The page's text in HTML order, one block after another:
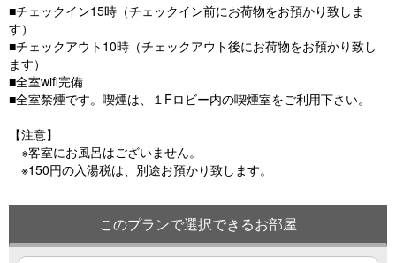
■チェックイン15時（チェックイン前にお荷物をお預かり致しま
す）
■チェックアウト10時（チェックアウト後にお荷物をお預かり致し
ます）
■全室wifi完備
■全室禁煙です。喫煙は、１Fロビー内の喫煙室をご利用下さい。
【注意】
※客室にお風呂はございません。
※150円の入湯税は、別途お預かり致します。
このプランで選択できるお部屋